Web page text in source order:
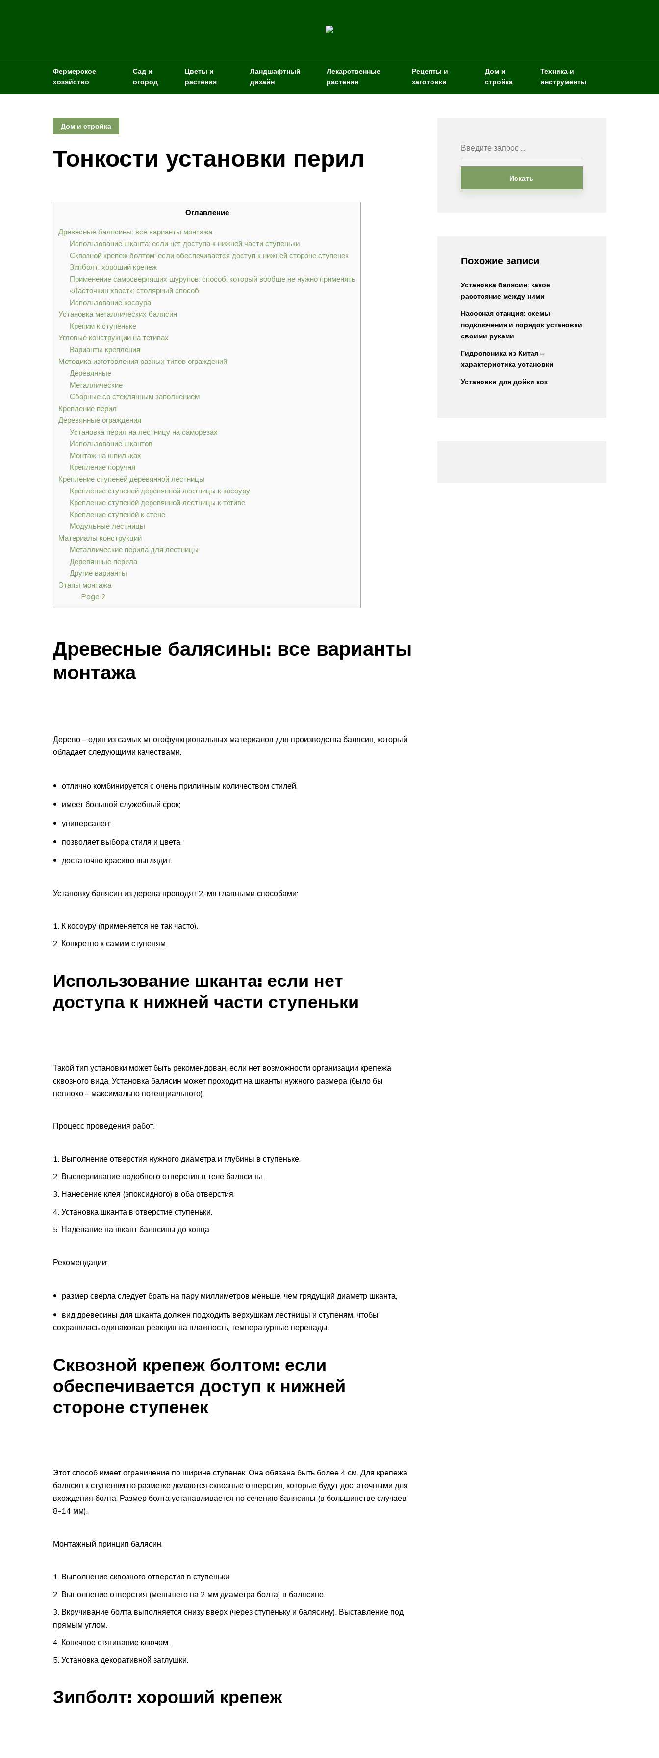
Фермерское
хозяйство
Сад и
огород
Цветы и
растения
Ландшафтный
дизайн
Лекарственные
растения
Рецепты и
заготовки
Дом и
стройка
Техника и
инструменты
Дом и стройка
Тонкости установки перил
Оглавление
Древесные балясины: все варианты монтажа
Использование шканта: если нет доступа к нижней части ступеньки
Сквозной крепеж болтом: если обеспечивается доступ к нижней стороне ступенек
Зипболт: хороший крепеж
Применение самосверлящих шурупов: способ, который вообще не нужно применять
«Ласточкин хвост»: столярный способ
Использование косоура
Установка металлических балясин
Крепим к ступеньке
Угловые конструкции на тетивах
Варианты крепления
Методика изготовления разных типов ограждений
Деревянные
Металлические
Сборные со стеклянным заполнением
Крепление перил
Деревянные ограждения
Установка перил на лестницу на саморезах
Использование шкантов
Монтаж на шпильках
Крепление поручня
Крепление ступеней деревянной лестницы
Крепление ступеней деревянной лестницы к косоуру
Крепление ступеней деревянной лестницы к тетиве
Крепление ступеней к стене
Модульные лестницы
Материалы конструкций
Металлические перила для лестницы
Деревянные перила
Другие варианты
Этапы монтажа
Page 2
Древесные балясины: все варианты
монтажа
Дерево – один из самых многофункциональных материалов для производства балясин, который
обладает следующими качествами:
отлично комбинируется с очень приличным количеством стилей;
имеет большой служебный срок;
универсален;
позволяет выбора стиля и цвета;
достаточно красиво выглядит.
Установку балясин из дерева проводят 2-мя главными способами:
К косоуру (применяется не так часто).
Конкретно к самим ступеням.
Использование шканта: если нет
доступа к нижней части ступеньки
Такой тип установки может быть рекомендован, если нет возможности организации крепежа
сквозного вида. Установка балясин может проходит на шканты нужного размера (было бы
неплохо – максимально потенциального).
Процесс проведения работ:
Выполнение отверстия нужного диаметра и глубины в ступеньке.
Высверливание подобного отверстия в теле балясины.
Нанесение клея (эпоксидного) в оба отверстия.
Установка шканта в отверстие ступеньки.
Надевание на шкант балясины до конца.
Рекомендации:
размер сверла следует брать на пару миллиметров меньше, чем грядущий диаметр шканта;
вид древесины для шканта должен подходить верхушкам лестницы и ступеням, чтобы
сохранялась одинаковая реакция на влажность, температурные перепады.
Сквозной крепеж болтом: если
обеспечивается доступ к нижней
стороне ступенек
Этот способ имеет ограничение по ширине ступенек. Она обязана быть более 4 см. Для крепежа
балясин к ступеням по разметке делаются сквозные отверстия, которые будут достаточными для
вхождения болта. Размер болта устанавливается по сечению балясины (в большинстве случаев
8-14 мм).
Монтажный принцип балясин:
Выполнение сквозного отверстия в ступеньки.
Выполнение отверстия (меньшего на 2 мм диаметра болта) в балясине.
Вкручивание болта выполняется снизу вверх (через ступеньку и балясину). Выставление под
прямым углом.
Конечное стягивание ключом.
Установка декоративной заглушки.
Зипболт: хороший крепеж
Искать
Похожие записи
Установка балясин: какое
расстояние между ними
Насосная станция: схемы
подключения и порядок установки
своими руками
Гидропоника из Китая –
характеристика установки
Установки для дойки коз